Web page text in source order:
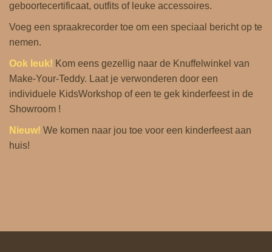
geboortecertificaat, outfits of leuke accessoires.
Voeg een spraakrecorder toe om een ​​speciaal bericht op te
nemen.
Ook leuk! Kom eens gezellig naar de Knuffelwinkel van
Make-Your-Teddy. Laat je verwonderen door een
individuele KidsWorkshop of een te gek kinderfeest in de
Showroom !
Nieuw! We komen naar jou toe voor een kinderfeest aan
huis!